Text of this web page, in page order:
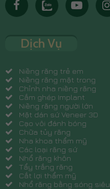
Dịch Vụ
Niềng răng trẻ em
Niềng răng mặt trong
Chỉnh nha niềng răng
Cắm ghép Implant
Niềng răng người lớn
Mặt dán sứ Veneer 3D
Cạo vôi đánh bóng
Chữa tủy răng
Nha khoa thẩm mỹ
Các loại răng sứ
Nhổ răng khôn
Tẩy trắng răng
Cắt lợi thẩm mỹ
Nhổ răng bằng sóng